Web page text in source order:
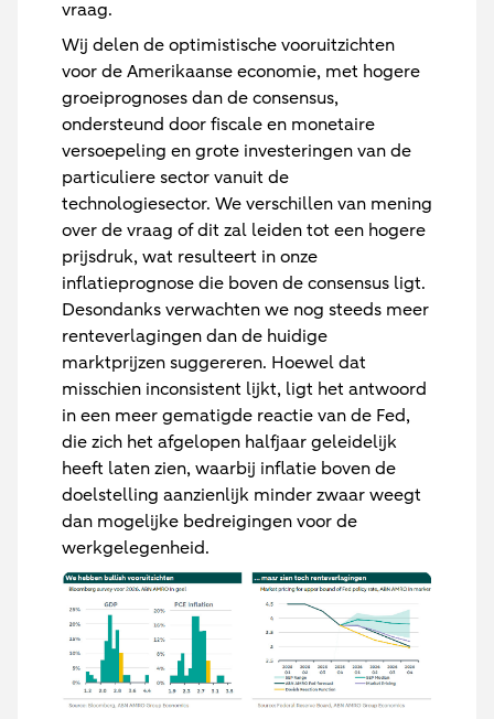
vraag.
Wij delen de optimistische vooruitzichten
voor de Amerikaanse economie, met hogere
groeiprognoses dan de consensus,
ondersteund door fiscale en monetaire
versoepeling en grote investeringen van de
particuliere sector vanuit de
technologiesector. We verschillen van mening
over de vraag of dit zal leiden tot een hogere
prijsdruk, wat resulteert in onze
inflatieprognose die boven de consensus ligt.
Desondanks verwachten we nog steeds meer
renteverlagingen dan de huidige
marktprijzen suggereren. Hoewel dat
misschien inconsistent lijkt, ligt het antwoord
in een meer gematigde reactie van de Fed,
die zich het afgelopen halfjaar geleidelijk
heeft laten zien, waarbij inflatie boven de
doelstelling aanzienlijk minder zwaar weegt
dan mogelijke bedreigingen voor de
werkgelegenheid.